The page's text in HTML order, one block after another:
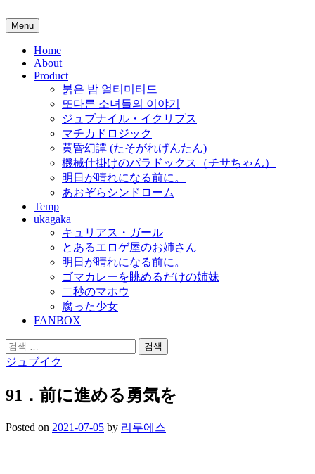
to
content
Menu
Home
About
Product
붉은 밤 얼티미티드
또다른 소녀들의 이야기
ジュブナイル・イクリプス
マチカドロジック
黄昏幻譚 (たそがれげんたん)
機械仕掛けのパラドックス（チサちゃん）
明日が晴れになる前に。
あおぞらシンドローム
Temp
ukagaka
キュリアス・ガール
とあるエロゲ屋のお姉さん
明日が晴れになる前に。
ゴマカレーを眺めるだけの姉妹
二秒のマホウ
腐った少女
FANBOX
검
색:
ジュブイク
91．前に進める勇気を
Posted on 2021-07-05 by 리루에스